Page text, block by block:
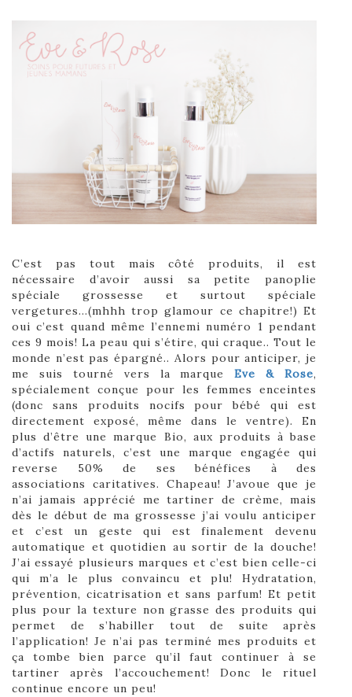
C’est pas tout mais côté produits, il est
nécessaire d’avoir aussi sa petite panoplie
spéciale grossesse et surtout spéciale
vergetures…(mhhh trop glamour ce chapitre!) Et
oui c’est quand même l’ennemi numéro 1 pendant
ces 9 mois! La peau qui s’étire, qui craque.. Tout le
monde n’est pas épargné.. Alors pour anticiper, je
me suis tourné vers la marqueEve & Rose,
spécialement conçue pour les femmes enceintes
(donc sans produits nocifs pour bébé qui est
directement exposé, même dans le ventre). En
plus d’être une marque Bio, aux produits à base
d’actifs naturels, c’est une marque engagée qui
reverse 50% de ses bénéfices à des
associations caritatives. Chapeau! J’avoue que je
n’ai jamais apprécié me tartiner de crème, mais
dès le début de ma grossesse j’ai voulu anticiper
et c’est un geste qui est finalement devenu
automatique et quotidien au sortir de la douche!
J’ai essayé plusieurs marques et c’est bien celle-ci
qui m’a le plus convaincu et plu! Hydratation,
prévention, cicatrisation et sans parfum! Et petit
plus pour la texture non grasse des produits qui
permet de s’habiller tout de suite après
l’application! Je n’ai pas terminé mes produits et
ça tombe bien parce qu’il faut continuer à se
tartiner après l’accouchement! Donc le rituel
continue encore un peu!